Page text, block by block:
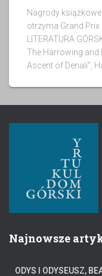
Nagrody
otrzyma Grand Prix
LITERATURA
The Harrowing and
Ascent of Denali”,
Najnowsze
ODYS I ODYSEUSZ,